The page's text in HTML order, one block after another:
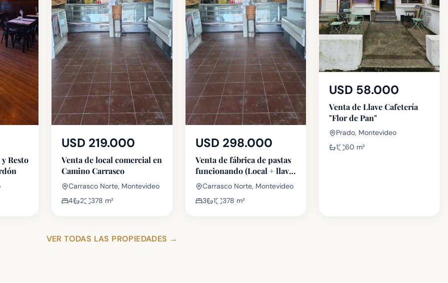
Resto
USD 219.000
Venta de local comercial en
Camino Carrasco
Carrasco Norte, Montevideo
4
2 378 m²
USD 298.000
Venta de fábrica de pastas
funcionando (Local + llave)
en Cno Carrasco
Carrasco Norte, Montevideo
3
1 378 m²
USD 58.000
Venta de Llave Cafetería
"Flor de Pan"
Prado, Montevideo
1
60 m²
VER TODAS LAS PROPIEDADES →